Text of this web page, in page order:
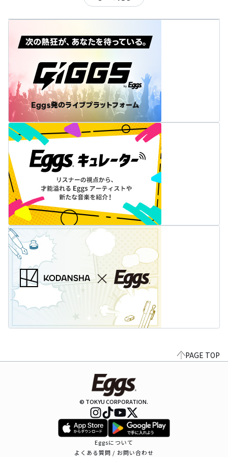
PAGE TOP
© TOKYU CORPORATION.
Eggsについて
よくある質問 / お問い合わせ